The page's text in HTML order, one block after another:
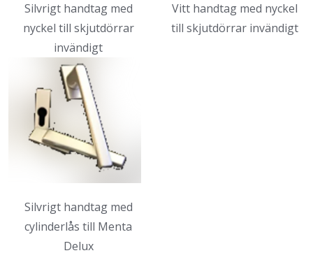
Silvrigt handtag med
nyckel till skjutdörrar
invändigt
Vitt handtag med nyckel
till skjutdörrar invändigt
Silvrigt handtag med
cylinderlås till Menta
Delux